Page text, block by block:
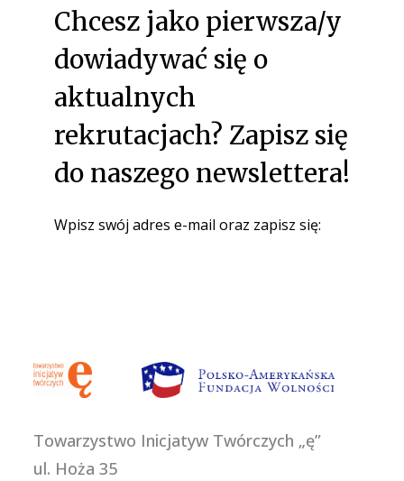
Chcesz jako pierwsza/y
dowiadywać się o
aktualnych
rekrutacjach? Zapisz się
do naszego newslettera!
Wpisz swój adres e-mail oraz zapisz się:
Towarzystwo Inicjatyw Twórczych „ę”
ul. Hoża 35